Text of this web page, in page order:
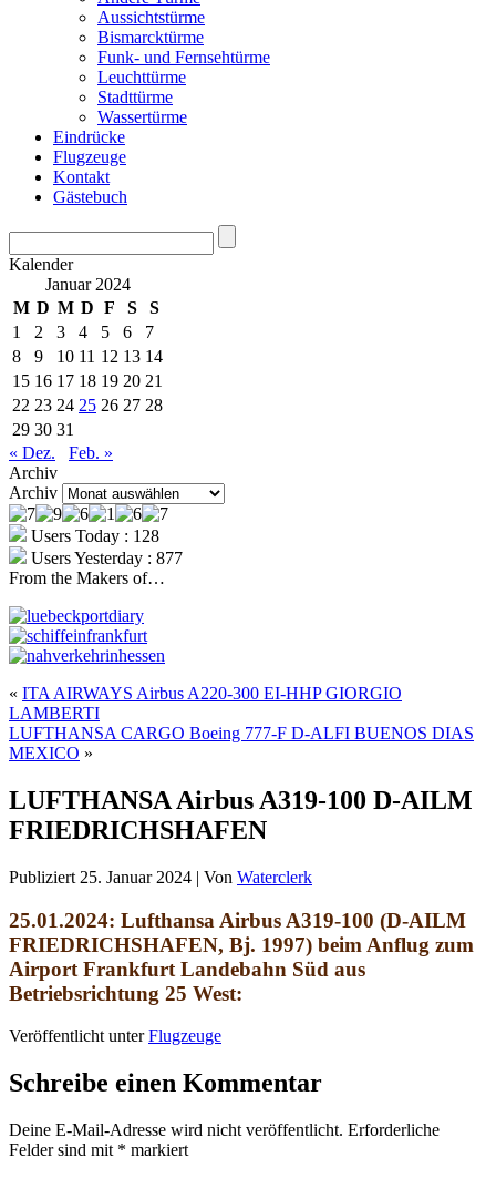
Aussichtstürme
Bismarcktürme
Funk- und Fernsehtürme
Leuchttürme
Stadttürme
Wassertürme
Eindrücke
Flugzeuge
Kontakt
Gästebuch
Kalender
Januar 2024
M D M D F S
S
1
2 3 4 5 6
7
8
9 10 11 12 13 14
15 16 17 18 19 20 21
22 23 24 25 26 27 28
29 30 31
« Dez.
Feb. »
Archiv
Archiv
Users Today : 128
Users Yesterday : 877
From the Makers of…
« ITA AIRWAYS Airbus A220-300 EI-HHP GIORGIO
LAMBERTI
LUFTHANSA CARGO Boeing 777-F D-ALFI BUENOS DIAS
MEXICO »
LUFTHANSA Airbus A319-100 D-AILM
FRIEDRICHSHAFEN
Publiziert 25. Januar 2024 | Von Waterclerk
25.01.2024: Lufthansa Airbus A319-100 (D-AILM
FRIEDRICHSHAFEN, Bj. 1997) beim Anflug zum
Airport Frankfurt Landebahn Süd aus
Betriebsrichtung 25 West:
Veröffentlicht unter Flugzeuge
Schreibe einen Kommentar
Deine E-Mail-Adresse wird nicht veröffentlicht. Erforderliche
Felder sind mit * markiert